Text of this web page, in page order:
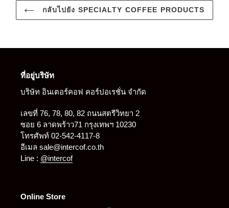
กลับไปยัง SPECIALTY COFFEE PRODUCTS
ที่อยู่บริษัท
บริษัท อินเตอร์คอฟ คอร์ปอเรชั่น จำกัด
เลขที่ 76, 78, 80, 82 ถนนสตรีวิทยา 2
ซอย 6 ลาดพร้าว71 กรุงเทพฯ 10230
โทรศัพท์ 02-542-4117-8
อีเมล sale@intercof.co.th
Line : @intercof
Online Store